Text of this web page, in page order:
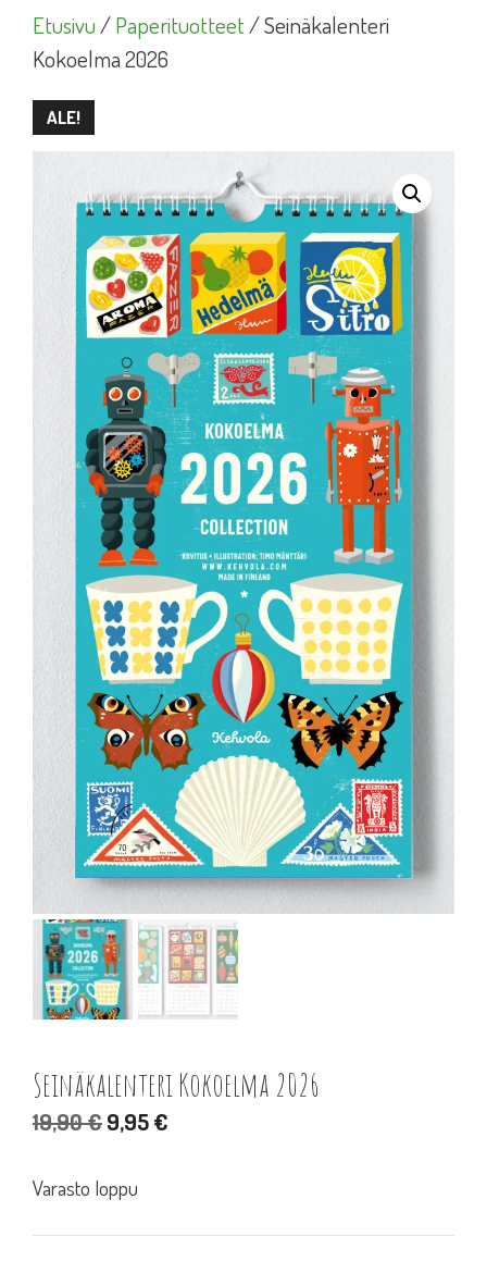
Etusivu/Paperituotteet/ Seinäkalenteri
Kokoelma 2026
ALE!
Seinäkalenteri Kokoelma 2026
19,90€Alkuperäinen
oli:
9,95€
Varasto loppu